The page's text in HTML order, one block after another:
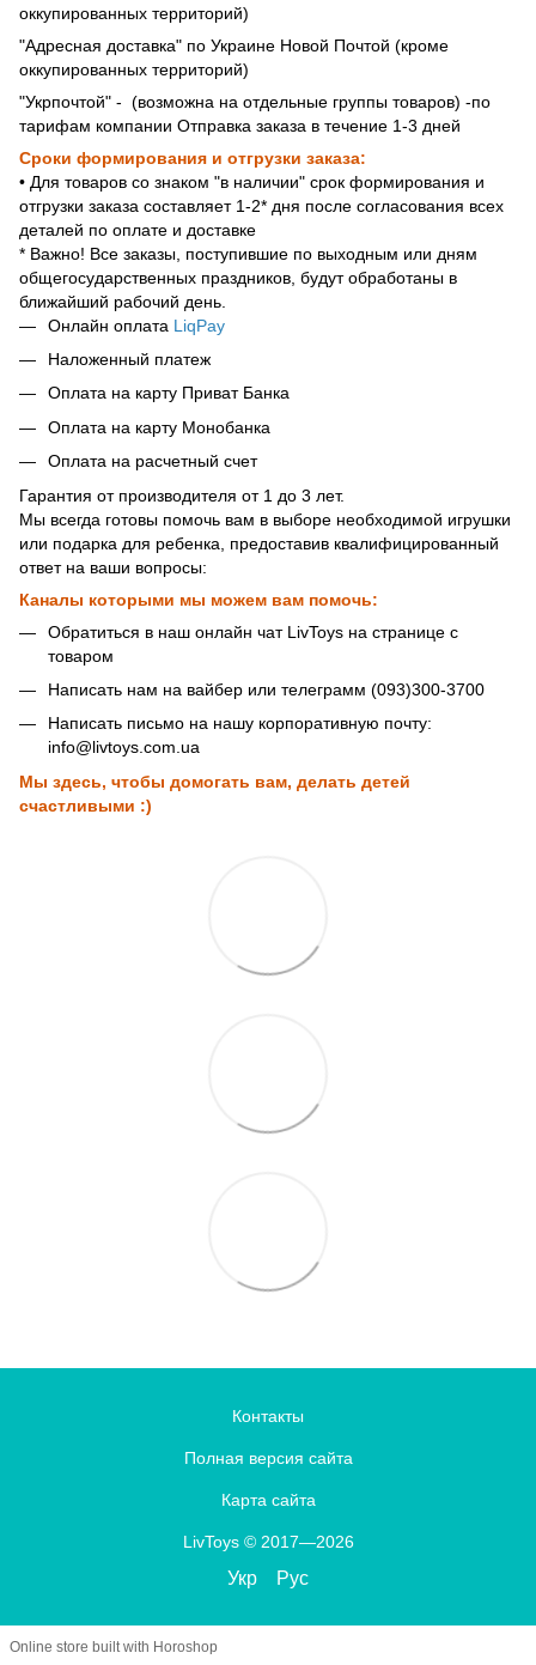
оккупированных территорий)
"Адресная доставка" по Украине Новой Почтой (кроме
оккупированных территорий)
"Укрпочтой" - (возможна на отдельные группы товаров) -по
тарифам компании Отправка заказа в течение 1-3 дней
Сроки формирования и отгрузки заказа:
• Для товаров со знаком "в наличии" срок формирования и
отгрузки заказа составляет 1-2* дня после согласования всех
деталей по оплате и доставке
* Важно! Все заказы, поступившие по выходным или дням
общегосударственных праздников, будут обработаны в
ближайший рабочий день.
Онлайн оплата LiqPay
Наложенный платеж
Оплата на карту Приват Банка
Оплата на карту Монобанка
Оплата на расчетный счет
Гарантия от производителя от 1 до 3 лет.
Мы всегда готовы помочь вам в выборе необходимой игрушки
или подарка для ребенка, предоставив квалифицированный
ответ на ваши вопросы:
Каналы которыми мы можем вам помочь:
Обратиться в наш онлайн чат LivToys на странице с
товаром
Написать нам на вайбер или телеграмм (093)300-3700
Написать письмо на нашу корпоративную почту:
info@livtoys.com.ua
Мы здесь, чтобы домогать вам, делать детей
счастливыми :)
Контакты
Полная версия сайта
Карта сайта
LivToys © 2017—2026
Укр Рус
Online store built with Horoshop